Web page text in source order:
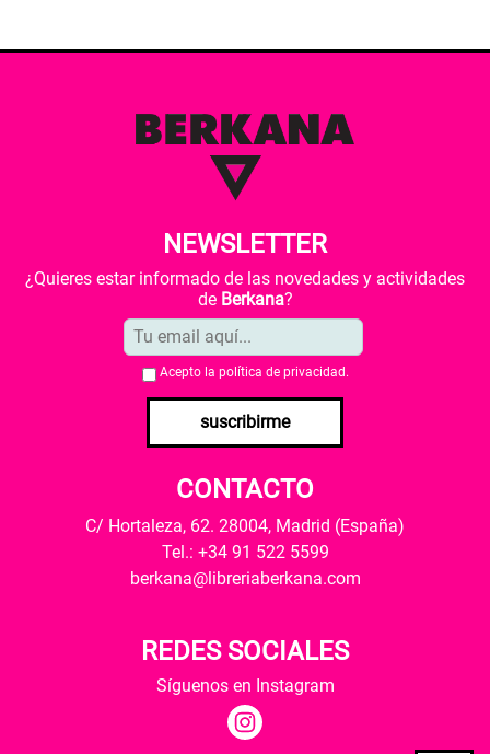
NEWSLETTER
¿Quieres estar informado de las novedades y actividades
de Berkana?
Acepto la política de privacidad .
suscribirme
CONTACTO
C/ Hortaleza, 62. 28004, Madrid (España)
Tel.: +34 91 522 5599
berkana@libreriaberkana.com
REDES SOCIALES
Síguenos en Instagram